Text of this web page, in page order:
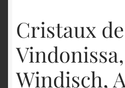
Cristaux
Vindonissa,
Windisch,